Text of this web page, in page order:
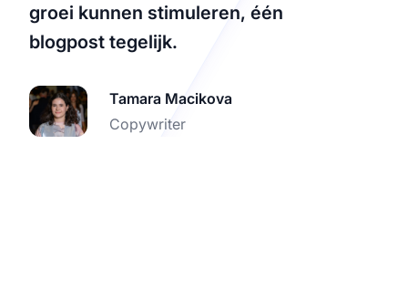
groei kunnen stimuleren, één
blogpost tegelijk.
Tamara Macikova
Copywriter